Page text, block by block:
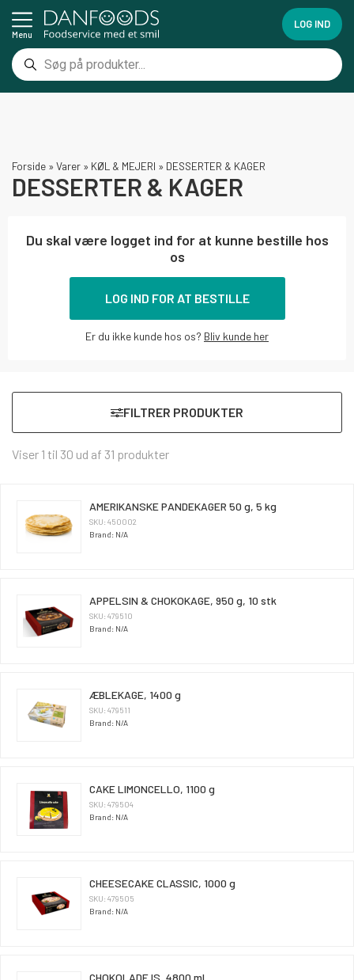
Menu
LOG IND
Forside » Varer » KØL & MEJERI » DESSERTER & KAGER
DESSERTER & KAGER
Du skal være logget ind for at kunne bestille hos
os
LOG IND FOR AT BESTILLE
Er du ikke kunde hos os? Bliv kunde her
FILTRER PRODUKTER
Viser 1 til 30 ud af 31 produkter
AMERIKANSKE PANDEKAGER 50 g, 5 kg
SKU: 450002
Brand: N/A
APPELSIN & CHOKOKAGE, 950 g, 10 stk
SKU: 479510
Brand: N/A
ÆBLEKAGE, 1400 g
SKU: 479511
Brand: N/A
CAKE LIMONCELLO, 1100 g
SKU: 479504
Brand: N/A
CHEESECAKE CLASSIC, 1000 g
SKU: 479505
Brand: N/A
CHOKOLADE IS, 4800 ml